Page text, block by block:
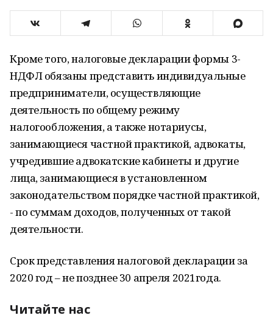
Кроме того, налоговые декларации формы 3-
НДФЛ обязаны представить индивидуальные
предприниматели, осуществляющие
деятельность по общему режиму
налогообложения, а также нотариусы,
занимающиеся частной практикой, адвокаты,
учредившие адвокатские кабинеты и другие
лица, занимающиеся в установленном
законодательством порядке частной практикой,
- по суммам доходов, полученных от такой
деятельности.
Срок представления налоговой декларации за
2020 год – не позднее 30 апреля 2021года.
Читайте нас